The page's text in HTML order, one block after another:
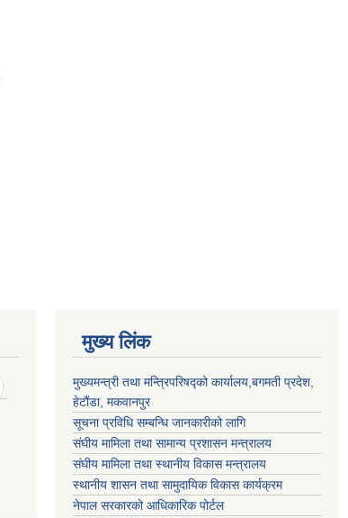
मुख्य लिंक
मुख्यमन्त्री तथा मन्त्रिपरिषद्को कार्यालय,बगमती प्रदेश,
हेटौंडा, मकवानपुर
सूचना प्रविधि सम्बन्धि जानकारीको लागि
संघीय मामिला तथा सामान्य प्रशासन मन्त्रालय
संघीय मामिला तथा स्थानीय विकास मन्त्रालय
स्थानीय शासन तथा सामुदायिक विकास कार्यक्रम
नेपाल सरकारको आधिकारिक पोर्टल